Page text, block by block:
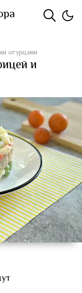
огурцами
и